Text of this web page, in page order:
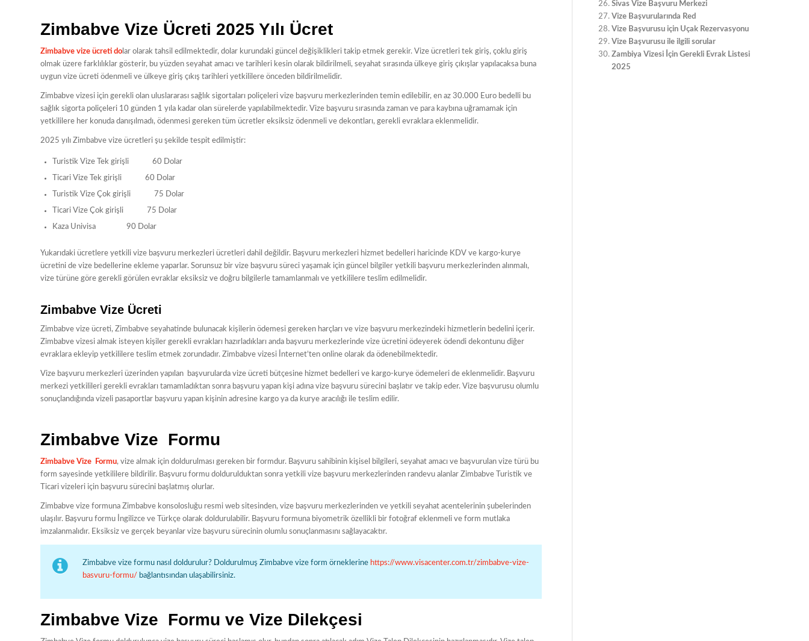
Zimbabve Vize Ücreti 2025 Yılı Ücret
Zimbabve vize ücreti do lar olarak tahsil edilmektedir, dolar kurundaki güncel değişiklikleri takip etmek gerekir. Vize ücretleri tek giriş, çoklu giriş
olmak üzere farklılıklar gösterir, bu yüzden seyahat amacı ve tarihleri kesin olarak bildirilmeli, seyahat sırasında ülkeye giriş çıkışlar yapılacaksa buna
uygun vize ücreti ödenmeli ve ülkeye giriş çıkış tarihleri yetkililere önceden bildirilmelidir.
Zimbabve vizesi için gerekli olan uluslararası sağlık sigortaları poliçeleri vize başvuru merkezlerinden temin edilebilir, en az 30.000 Euro bedelli bu
sağlık sigorta poliçeleri 10 günden 1 yıla kadar olan sürelerde yapılabilmektedir. Vize başvuru sırasında zaman ve para kaybına uğramamak için
yetkililere her konuda danışılmadı, ödenmesi gereken tüm ücretler eksiksiz ödenmeli ve dekontları, gerekli evraklara eklenmelidir.
2025 yılı Zimbabve vize ücretleri şu şekilde tespit edilmiştir:
Turistik Vize Tek girişli 60 Dolar
Ticari Vize Tek girişli 60 Dolar
Turistik Vize Çok girişli 75 Dolar
Ticari Vize Çok girişli 75 Dolar
Kaza Univisa 90 Dolar
Yukarıdaki ücretlere yetkili vize başvuru merkezleri ücretleri dahil değildir. Başvuru merkezleri hizmet bedelleri haricinde KDV ve kargo-kurye
ücretini de vize bedellerine ekleme yaparlar. Sorunsuz bir vize başvuru süreci yaşamak için güncel bilgiler yetkili başvuru merkezlerinden alınmalı,
vize türüne göre gerekli görülen evraklar eksiksiz ve doğru bilgilerle tamamlanmalı ve yetkililere teslim edilmelidir.
Zimbabve Vize Ücreti
Zimbabve vize ücreti, Zimbabve seyahatinde bulunacak kişilerin ödemesi gereken harçları ve vize başvuru merkezindeki hizmetlerin bedelini içerir.
Zimbabve vizesi almak isteyen kişiler gerekli evrakları hazırladıkları anda başvuru merkezlerinde vize ücretini ödeyerek ödendi dekontunu diğer
evraklara ekleyip yetkililere teslim etmek zorundadır. Zimbabve vizesi İnternet’ten online olarak da ödenebilmektedir.
Vize başvuru merkezleri üzerinden yapılan başvurularda vize ücreti bütçesine hizmet bedelleri ve kargo-kurye ödemeleri de eklenmelidir. Başvuru
merkezi yetkilileri gerekli evrakları tamamladıktan sonra başvuru yapan kişi adına vize başvuru sürecini başlatır ve takip eder. Vize başvurusu olumlu
sonuçlandığında vizeli pasaportlar başvuru yapan kişinin adresine kargo ya da kurye aracılığı ile teslim edilir.
Zimbabve Vize Formu
Zimbabve Vize Formu, vize almak için doldurulması gereken bir formdur. Başvuru sahibinin kişisel bilgileri, seyahat amacı ve başvurulan vize türü bu
form sayesinde yetkililere bildirilir. Başvuru formu doldurulduktan sonra yetkili vize başvuru merkezlerinden randevu alanlar Zimbabve Turistik ve
Ticari vizeleri için başvuru sürecini başlatmış olurlar.
Zimbabve vize formuna Zimbabve konsolosluğu resmi web sitesinden, vize başvuru merkezlerinden ve yetkili seyahat acentelerinin şubelerinden
ulaşılır. Başvuru formu İngilizce ve Türkçe olarak doldurulabilir. Başvuru formuna biyometrik özellikli bir fotoğraf eklenmeli ve form mutlaka
imzalanmalıdır. Eksiksiz ve gerçek beyanlar vize başvuru sürecinin olumlu sonuçlanmasını sağlayacaktır.
Zimbabve vize formu nasıl doldurulur? Doldurulmuş Zimbabve vize form örneklerine https://www.visacenter.com.tr/zimbabve-vize-
basvuru-formu/ bağlantısından ulaşabilirsiniz.
Zimbabve Vize Formu ve Vize Dilekçesi
Sivas Vize Başvuru Merkezi
Vize Başvurularında Red
Vize Başvurusu için Uçak Rezervasyonu
Vize Başvurusu ile ilgili sorular
Zambiya Vizesi İçin Gerekli Evrak Listesi
2025